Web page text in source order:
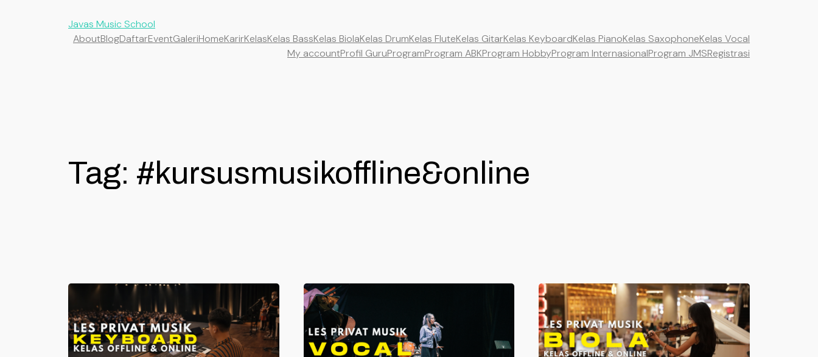
Javas Music School
AboutBlogDaftarEventGaleriHomeKarirKelasKelas BassKelas BiolaKelas DrumKelas FluteKelas GitarKelas KeyboardKelas PianoKelas SaxophoneKelas Vocal
My accountProfil GuruProgramProgram ABKProgram HobbyProgram InternasionalProgram JMSRegistrasi
Tag: #kursusmusikoffline&online